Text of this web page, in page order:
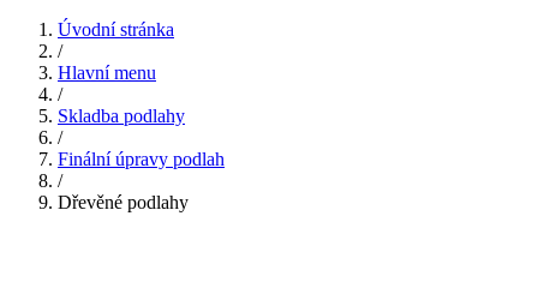
Úvodní stránka
/
Hlavní menu
/
Skladba podlahy
/
Finální úpravy podlah
/
Dřevěné podlahy